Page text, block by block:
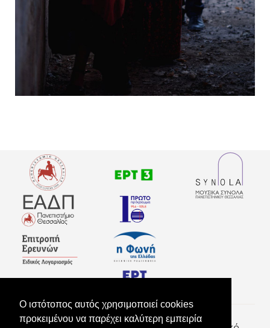
O ιστότοπος αυτός χρησιμοποιεί cookies
προκειμένου να παρέχει καλύτερη εμπειρία